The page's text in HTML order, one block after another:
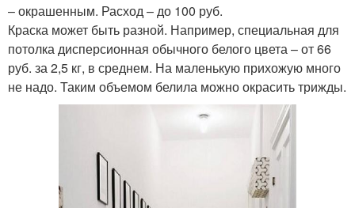
– окрашенным. Расход – до 100 руб.
Краска может быть разной. Например, специальная для
потолка дисперсионная обычного белого цвета – от 66
руб. за 2,5 кг, в среднем. На маленькую прихожую много
не надо. Таким объемом белила можно окрасить трижды.